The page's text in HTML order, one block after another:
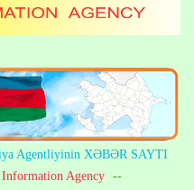
Agentliyinin XƏBƏR SAYTI
Agency --